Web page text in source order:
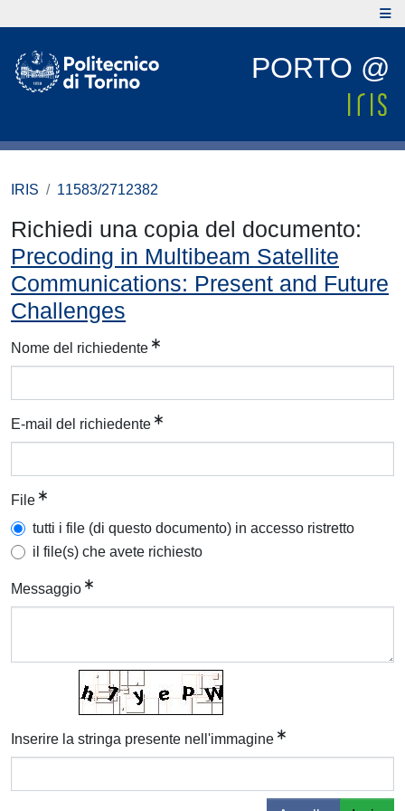
PORTO @
IRIS 11583/2712382
Richiedi una copia del documento:
Precoding in Multibeam Satellite
Communications: Present and Future
Challenges
Nome del richiedente
E-mail del richiedente
File
tutti i file (di questo documento) in accesso ristretto
il file(s) che avete richiesto
Messaggio
Inserire la stringa presente nell'immagine